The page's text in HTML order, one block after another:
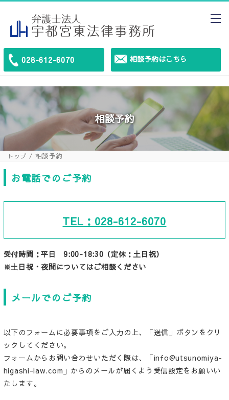
028-612-6070 相談予約はこちら
相談予約
トップ 相談予約
お電話でのご予約
TEL：028-612-6070
受付時間：平日 9:00-18:30（定休：土日祝）
※土日祝・夜間についてはご相談ください
メールでのご予約
以下のフォームに必要事項をご入力の上、「送信」ボタンをクリ
ックしてください。
フォームからお問い合わせいただく際は、「info@utsunomiya-
higashi-law.com」からのメールが届くよう受信設定をお願いい
たします。